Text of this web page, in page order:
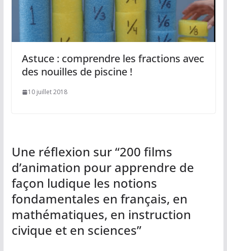
Astuce : comprendre les fractions avec
des nouilles de piscine !
10 juillet 2018
Une réflexion sur “200 films
d’animation pour apprendre de
façon ludique les notions
fondamentales en français, en
mathématiques, en instruction
civique et en sciences”